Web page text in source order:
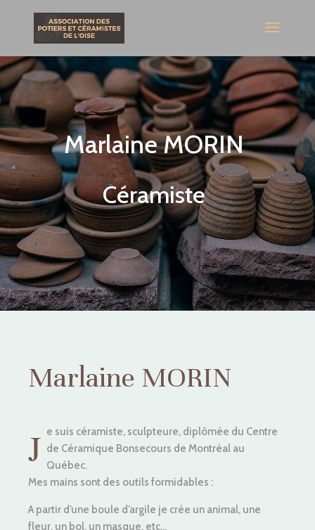
Marlaine MORIN
Céramiste
Marlaine MORIN
J e suis céramiste, sculpteure, diplômée du Centre
de Céramique Bonsecours de Montréal au
Québec.
Mes mains sont des outils formidables :
A partir d’une boule d’argile je crée un animal, une
fleur, un bol, un masque, etc…